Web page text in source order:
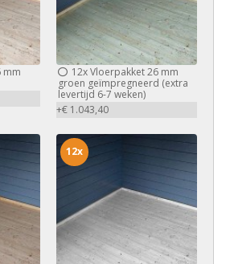
mm
12xVloerpakket 26 mm
groen geïmpregneerd (extra
levertijd 6-7 weken)
+€ 1.043,40
12x